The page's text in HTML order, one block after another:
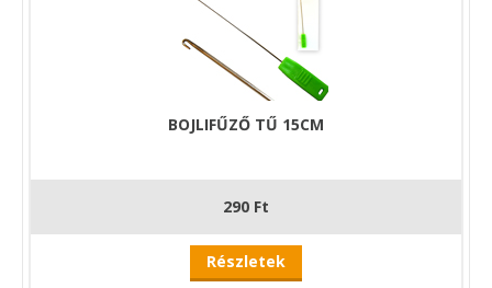
BOJLIFŰZŐ TŰ 15CM
290 Ft
Részletek